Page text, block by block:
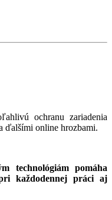
ochranu zariadenia
ďalšími online hrozbami.
technológiám pomáha
každodennej práci aj